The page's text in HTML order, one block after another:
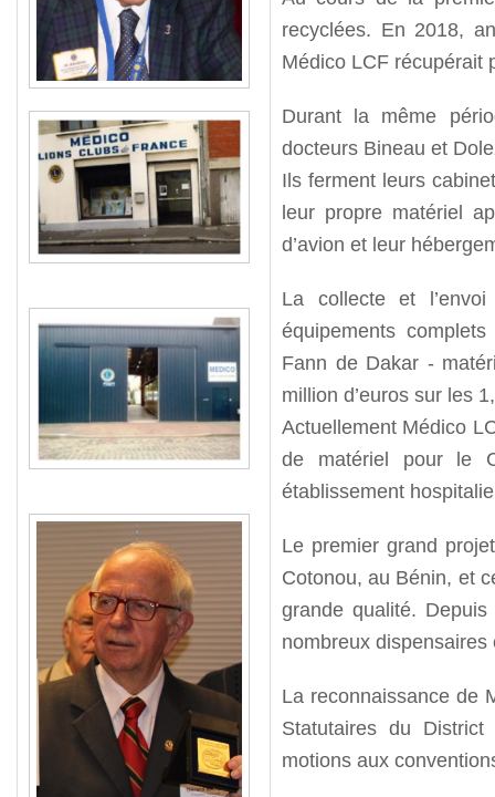
recyclées. En 2018,
Médico LCF récupérait
Durant la même
docteurs Bineau et
Ils ferment leurs
leur propre matériel
d’avion et leur
La collecte et
équipements
Fann de Dakar -
million d’euros sur les
Actuellement Médico
de matériel pour le
établissement
Le premier grand
Cotonou, au Bénin, et
grande qualité.
nombreux
La reconnaissance de
Statutaires du
motions aux